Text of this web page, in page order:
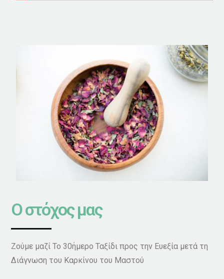
Ο στόχος μας
Ζούμε μαζί Το 30ήμερο Ταξίδι προς την Ευεξία μετά τη
Διάγνωση του Καρκίνου του Μαστού